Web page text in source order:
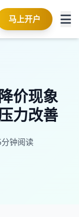
马上开户
价现象
力改善
分钟阅读